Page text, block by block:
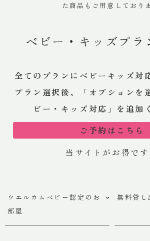
た商品もご用意しており
ベビー・キッズプラ
全てのプランにベビーキッズ対
プラン選択後、「オプションを
ビー・キッズ対応」を追加
ご予約はこちら
当サイトがお得です
ウエルカムベビー認定のお
部屋
無料貸し